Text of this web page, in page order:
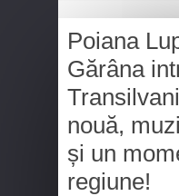
Poiana
Gărâna
nouă,
și un
regiune!